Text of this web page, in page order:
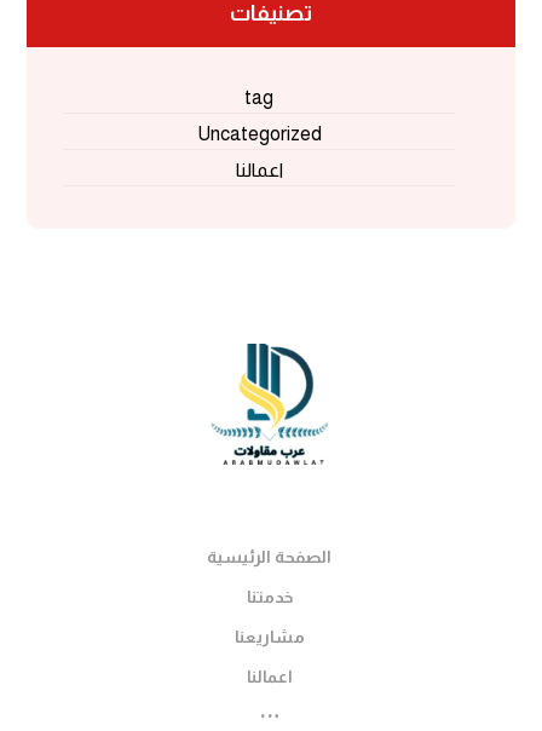
تصنيفات
tag
Uncategorized
اعمالنا
الصفحة الرئيسية
خدمتنا
مشاريعنا
اعمالنا